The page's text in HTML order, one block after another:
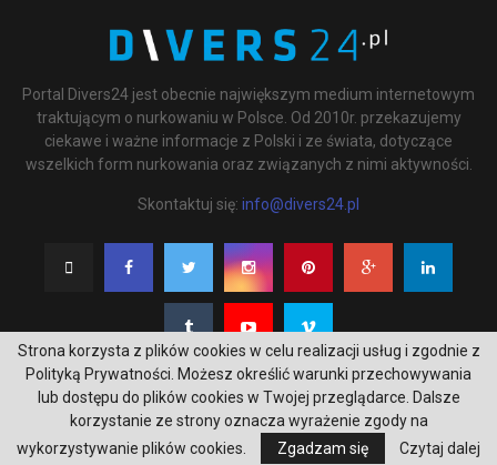
Portal Divers24 jest obecnie największym medium internetowym
traktującym o nurkowaniu w Polsce. Od 2010r. przekazujemy
ciekawe i ważne informacje z Polski i ze świata, dotyczące
wszelkich form nurkowania oraz związanych z nimi aktywności.
Skontaktuj się: info@divers24.pl
@2020 - underwatermedia.pl. All Right Reserved. Designed and Developed by
Tworzenie stron internetowych Gdańsk
Strona korzysta z plików cookies w celu realizacji usług i zgodnie z
Polityką Prywatności. Możesz określić warunki przechowywania
lub dostępu do plików cookies w Twojej przeglądarce. Dalsze
korzystanie ze strony oznacza wyrażenie zgody na
wykorzystywanie plików cookies.
Zgadzam się Czytaj dalej